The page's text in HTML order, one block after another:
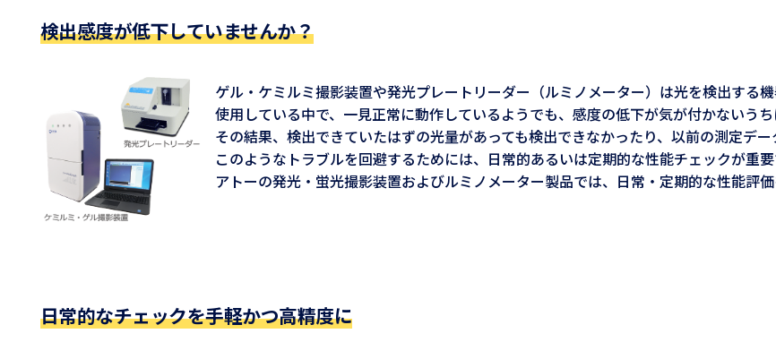
検出感度が低下していませんか？
ゲル・ケミルミ撮影装置や発光プレートリーダー（ルミノメーター）は光を検出する
使用している中で、一見正常に動作しているようでも、感度の低下が気が付かないうち
その結果、検出できていたはずの光量があっても検出できなかったり、以前の測定デ
このようなトラブルを回避するためには、日常的あるいは定期的な性能チェックが重要
アトーの発光・蛍光撮影装置およびルミノメーター製品では、日常・定期的な性能評
日常的なチェックを手軽かつ高精度に